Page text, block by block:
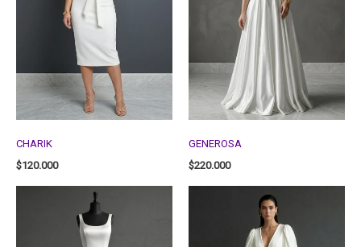
CHARIK
$120.000
GENEROSA
$220.000